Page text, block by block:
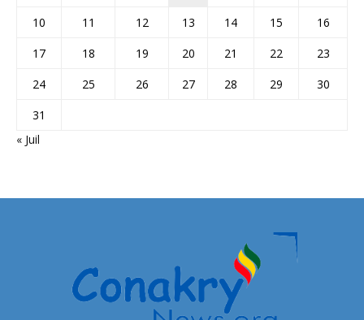
10
11 12 13 14 15
16
17
18 19 20 21 22
23
24
25 26 27 28 29
30
31
« Juil